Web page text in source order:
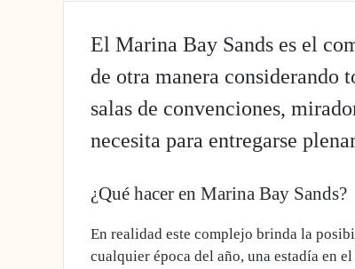
El Marina Bay Sands es el
de otra manera considerando
salas de convenciones,
necesita para entregarse
¿Qué hacer en Marina Bay Sands?
En realidad este complejo brinda la
cualquier época del año, una estadía en